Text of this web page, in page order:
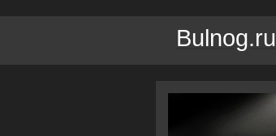
Bulnog.ru